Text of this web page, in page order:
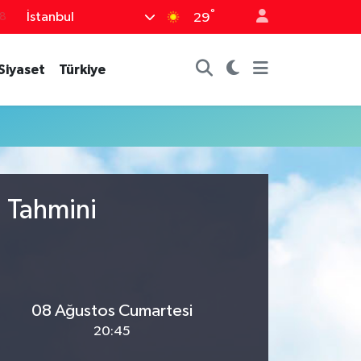
İstanbul 29°
Türkiye
Tahmini
08 Ağustos Cumartesi
20:45